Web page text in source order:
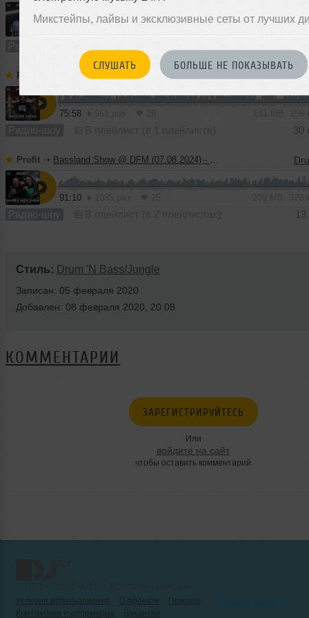
Микстейпы, лайвы и эксклюзивные сеты от лучших
СЛУШАТЬ БОЛЬШЕ НЕ ПОКАЗЫВАТЬ
Радио-шоу
Profit Bassland Show @ DFM (16.10.2024) - Guest mix Bassline Junkie
75:58
Радио-шоу 30
Profit ➝ Bassland Show @ DFM (07.08.2024) - Guest mix Double Drop Show
91:10
Радио-шоу 13
Стиль: Drum 'N Bass/Jungle
Записан: 05 февраля 2020
Добавлен: 08 февраля 2020, 20:08
КОММЕНТАРИИ
ЗАРЕГИСТРИРУЙТЕСЬ
Или
войдите на сайт
чтобы оставить комментарий
Условия использования
О проекте Помощь
Контактная информация
Вакансии